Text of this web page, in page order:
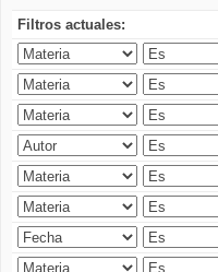
Filtros actuales: